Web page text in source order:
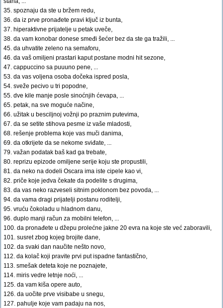
35. spoznaju da ste u bržem redu,
36. da iz prve pronađete pravi ključ iz bunta,
37. hiperaktivne prijatelje u petak uveče,
38. da vam konobar donese smeđi šećer bez da ste ga tražili, ...
45. da uhvatite zeleno na semaforu,
46. da vaš omiljeni prastari kaput postane modni hit sezone,
47. cappuccino sa puuuno pene, ...
53. da vas voljena osoba dočeka ispred posla,
54. sveže pecivo u tri popodne,
55. dve kile manje posle sinoćnjih ćevapa, ...
65. petak, na sve moguće načine,
66. užitak u besciljnoj vožnji po praznim putevima,
67. da se setite stihova pesme iz vaše mladosti,
68. rešenje problema koje vas muči danima,
69. da otkrijete da se nekome sviđate, ...
79. važan podatak baš kad ga trebate,
80. reprizu epizode omiljene serije koju ste propustili,
81. da neko na dodeli Oscara ima iste cipele kao vi,
82. priče koje jedva čekate da podelite s drugima,
83. da vas neko razveseli sitnim poklonom bez povoda, ...
94. da vama dragi prijatelji postanu roditelji,
95. vruću čokoladu u hladnom danu,
96. duplo manji račun za mobilni telefon, ...
100. da pronađete u džepu prolećne jakne 20 evra na koje ste već zaboravili,
101. susret zbog kojeg brojite dane,
102. da svaki dan naučite nešto novo,
112. da kolač koji pravite prvi put ispadne fantastično,
113. smešak deteta koje ne poznajete,
114. miris vedre letnje noći, ...
125. da vam kiša opere auto,
126. da uočite prve visibabe u snegu,
127. pahulje koje vam padaju na nos,